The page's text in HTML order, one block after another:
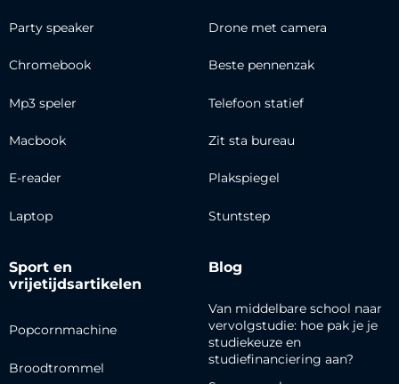
Party speaker
Chromebook
Mp3 speler
Macbook
E-reader
Laptop
Drone met camera
Beste pennenzak
Telefoon statief
Zit sta bureau
Plakspiegel
Stuntstep
Sport en
vrijetijdsartikelen
Popcornmachine
Broodtrommel
Blog
Van middelbare school naar
vervolgstudie: hoe pak je je
studiekeuze en
studiefinanciering aan?